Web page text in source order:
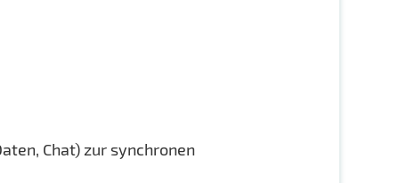
Chat) zur synchronen